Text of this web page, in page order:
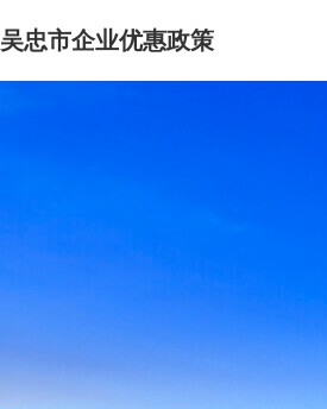
吴忠市企业优惠政策